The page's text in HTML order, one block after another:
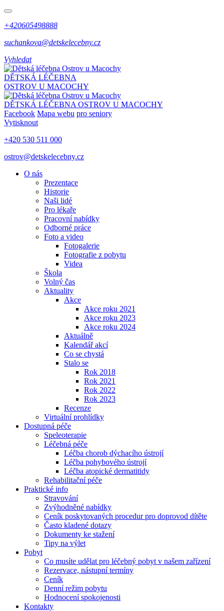
+420605498888
suchankova@detskelecebny.cz
Vyhledat
DĚTSKÁ LÉČEBNA
OSTROV U MACOCHY
DĚTSKÁ LÉČEBNA OSTROV U MACOCHY
Facebook Mapa webu pro seniory
Vytisknout
+420 530 511 000
ostrov@detskelecebny.cz
O nás
Prezentace
Historie
Naši lidé
Pro lékaře
Pracovní nabídky
Odborné práce
Foto a video
Fotogalerie
Fotografie z pobytu
Videa
Škola
Volný čas
Aktuality
Akce
Akce roku 2021
Akce roku 2023
Akce roku 2024
Aktuálně
Kalendář akcí
Co se chystá
Stalo se
Rok 2018
Rok 2021
Rok 2022
Rok 2023
Recenze
Virtuální prohlídky
Dostupná péče
Speleoterapie
Léčebná péče
Léčba chorob dýchacího ústrojí
Léčba pohybového ústrojí
Léčba atopické dermatitidy
Rehabilitační péče
Praktické info
Stravování
Zvýhodněné nabídky
Ceník poskytovaných procedur pro doprovod dítěte
Často kladené dotazy
Dokumenty ke stažení
Tipy na výlet
Pobyt
Co musíte udělat pro léčebný pobyt v našem zařízení
Rezervace, nástupní termíny
Ceník
Denní režim pobytu
Hodnocení spokojenosti
Kontakty